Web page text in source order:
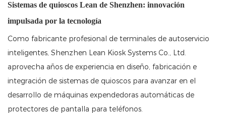
Sistemas de quioscos Lean de Shenzhen: innovación
impulsada por la tecnología
Como fabricante profesional de terminales de autoservicio
inteligentes, Shenzhen Lean Kiosk Systems Co., Ltd.
aprovecha años de experiencia en diseño, fabricación e
integración de sistemas de quioscos para avanzar en el
desarrollo de máquinas expendedoras automáticas de
protectores de pantalla para teléfonos.